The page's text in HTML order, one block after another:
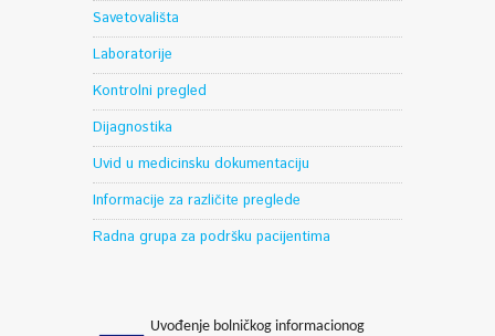
Savetovališta
Laboratorije
Kontrolni pregled
Dijagnostika
Uvid u medicinsku dokumentaciju
Informacije za različite preglede
Radna grupa za podršku pacijentima
Uvođenje bolničkog informacionog